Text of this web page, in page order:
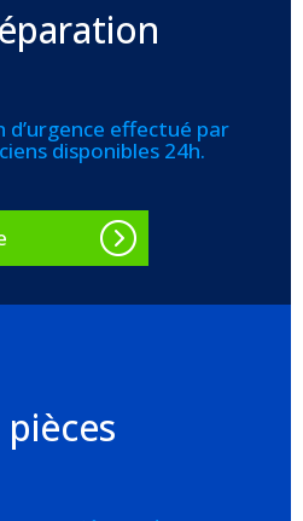
effectué par
disponibles 24h.